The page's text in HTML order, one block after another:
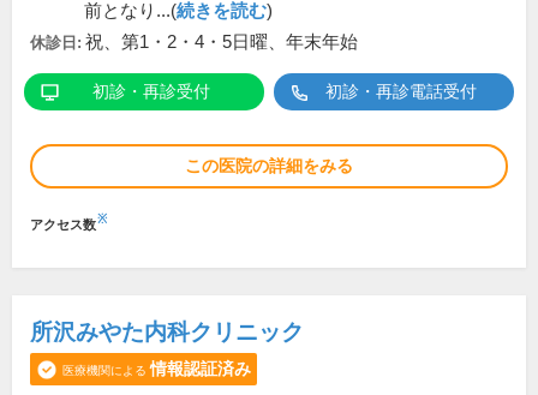
前となり...(続きを読む)
休診日: 祝、第1・2・4・5日曜、年末年始
初診・再診受付 初診・再診電話受付
この医院の詳細をみる
アクセス数※
所沢みやた内科クリニック
医療機関による 情報認証済み